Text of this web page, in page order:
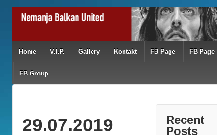
Home V.I.P. Gallery Kontakt FB Page FB Page
FB Group
29.07.2019
Recent
Posts